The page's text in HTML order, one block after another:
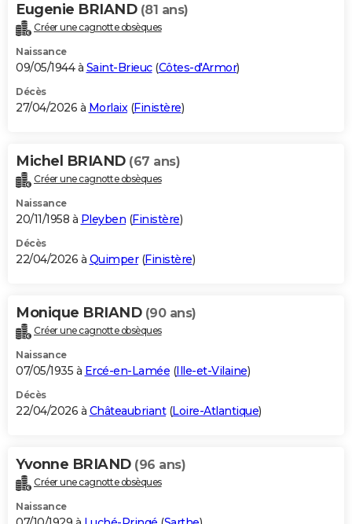
Eugenie BRIAND (81 ans)
Créer une cagnotte obsèques
Naissance
09/05/1944 à Saint-Brieuc(Côtes-d'Armor)
Décès
27/04/2026 à Morlaix(Finistère)
Michel BRIAND (67 ans)
Créer une cagnotte obsèques
Naissance
20/11/1958 à Pleyben (Finistère)
Décès
22/04/2026 à Quimper(Finistère)
Monique BRIAND (90 ans)
Créer une cagnotte obsèques
Naissance
07/05/1935 à Ercé-en-Lamée (Ille-et-Vilaine)
Décès
22/04/2026 à Châteaubriant(Loire-Atlantique)
Yvonne BRIAND (96 ans)
Créer une cagnotte obsèques
Naissance